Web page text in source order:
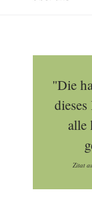
"Die
alle
Zitat